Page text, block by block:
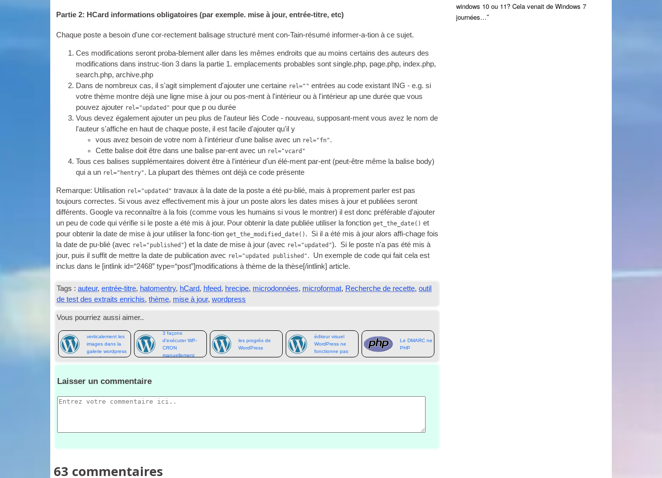
Partie 2: HCard informations obligatoires (par exemple. mise à jour, entrée-titre, etc)
Chaque poste a besoin d'une cor-rectement balisage structuré ment con-Tain-résumé informer-a-tion à ce sujet.
Ces modifications seront proba-blement aller dans les mêmes endroits que au moins certains des auteurs des
modifications dans instruc-tion 3 dans la partie 1. emplacements probables sont single.php, page.php, index.php,
search.php, archive.php
Dans de nombreux cas, il s'agit simplement d'ajouter une certaine rel="" entrées au code existant ING - e.g. si
votre thème montre déjà une ligne mise à jour ou pos-ment à l'intérieur ou à l'intérieur ap une durée que vous
pouvez ajouter rel="updated" pour que p ou durée
Vous devez également ajouter un peu plus de l'auteur liés Code - nouveau, supposant-ment vous avez le nom de
l'auteur s'affiche en haut de chaque poste, il est facile d'ajouter qu'il y
vous avez besoin de votre nom à l'intérieur d'une balise avec un rel="fn".
Cette balise doit être dans une balise par-ent avec un rel="vcard"
Tous ces balises supplémentaires doivent être à l'intérieur d'un élé-ment par-ent (peut-être même la balise body)
qui a un rel="hentry". La plupart des thèmes ont déjà ce code présente
Remarque: Utilisation rel="updated" travaux à la date de la poste a été pu-blié, mais à proprement parler est pas
toujours correctes. Si vous avez effectivement mis à jour un poste alors les dates mises à jour et publiées seront
différents. Google va reconnaître à la fois (comme vous les humains si vous le montrer) il est donc préférable d'ajouter
un peu de code qui vérifie si le poste a été mis à jour. Pour obtenir la date publiée utiliser la fonctionget_the_date() et
pour obtenir la date de mise à jour utiliser la fonc-tionget_the_modified_date() . Si il a été mis à jour alors affi-chage fois
la date de pu-blié (avec rel="published") et la date de mise à jour (avec rel="updated"). Si le poste n'a pas été mis à
jour, puis il suffit de mettre la date de publication avec rel="updated published". Un exemple de code qui fait cela est
inclus dans le [int­link id=“2468” type=“post”]modifications à thème de la thèse[/intlink] article.
Tags : auteur,entrée-titre, hatomentry, hCard, hfeed, hrecipe, microdonnées, microformat, Recherche de recette,outil
de test des extraits enrichis,thème, mise à jour,wordpress
Vous pourriez aussi aimer..
verticalement les
images dans la
galerie wordpress
par défaut
3 façons
d'exécuter WP-
CRON
manuellement
les progrès de
WordPress
éditeur visuel
WordPress ne
fonctionne pas
Le DMARC ne
PHP
Laisser un commentaire
63 commentaires
windows 10 ou 11? Cela venait de Windows 7
journées…”